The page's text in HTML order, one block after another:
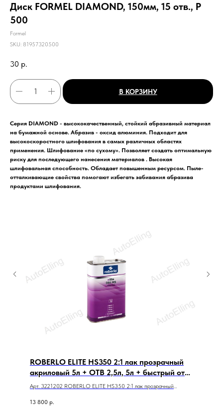
Диск FORMEL DIAMOND, 150мм, 15 отв., Р
500
Formel
SKU: 81957320500
30 р.
В КОРЗИНУ
Серия DIAMOND - высококачественный, стойкий абразивный материал
на бумажной основе. Абразив - оксид алюминия. Подходит для
высокоскоростного шлифования в самых различных областях
применения. Шлифование «по сухому». Позволяет создать оптимальную
риску для последующего нанесения материалов . Высокая
шлифовальная способность. Обладает повышенным ресурсом. Пыле-
отталкивающие свойства помогают избегать забивания абразива
продуктами шлифования.
ROBERLO ELITЕ HS350 2:1 лак прозрачный
акриловый 5л + ОТВ 2,5л, 5л + быстрый отв
2,5л
Арт. 3221202 ROBERLO ELITЕ HS350 2:1 лак прозрачный
13 800 р.